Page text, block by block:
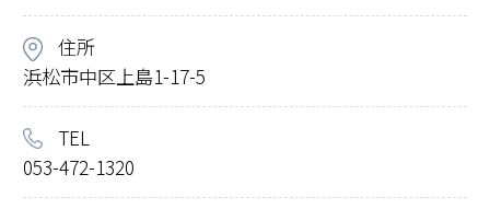
住所
浜松市中区上島1-17-5
TEL
053-472-1320